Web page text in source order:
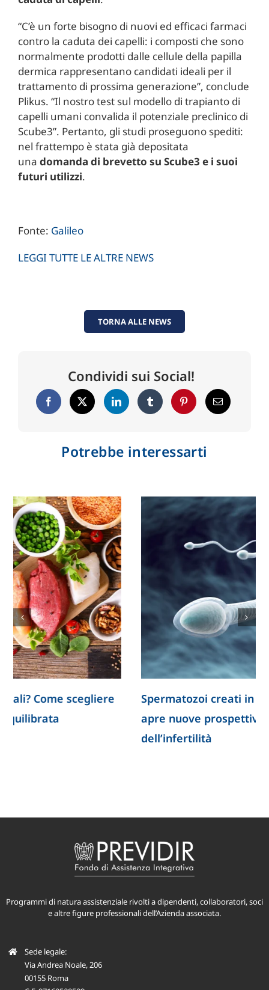
“C’è un forte bisogno di nuovi ed efficaci farmaci
contro la caduta dei capelli: i composti che sono
normalmente prodotti dalle cellule della papilla
dermica rappresentano candidati ideali per il
trattamento di prossima generazione”, conclude
Plikus. “Il nostro test sul modello di trapianto di
capelli umani convalida il potenziale preclinico di
Scube3”. Pertanto, gli studi proseguono spediti:
nel frattempo è stata già depositata
una domanda di brevetto su Scube3 e i suoi
futuri utilizzi.
Fonte: Galileo
LEGGI TUTTE LE ALTRE NEWS
TORNA ALLE NEWS
Condividi sui Social!
Potrebbe interessarti
Spermatozoi creati in laboratorio: la ricerca
apre nuove prospettive per lo studio
Programmi di natura assistenziale rivolti a dipendenti, collaboratori, soci
Sede legale:
Via Andrea Noale, 206